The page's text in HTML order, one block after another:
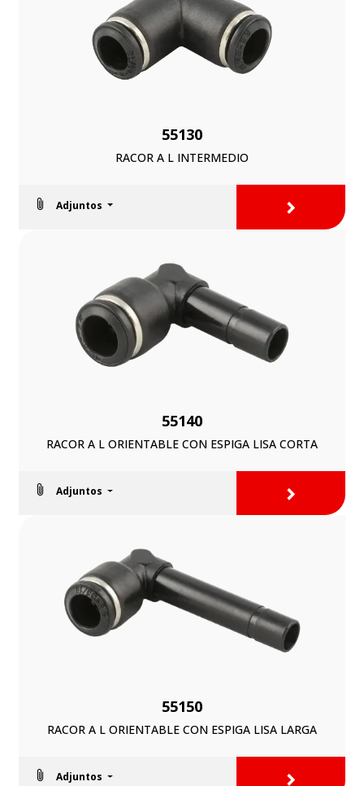
55130
RACOR A L INTERMEDIO
Adjuntos >
55140
RACOR A L ORIENTABLE CON ESPIGA LISA CORTA
Adjuntos >
55150
RACOR A L ORIENTABLE CON ESPIGA LISA LARGA
Adjuntos >